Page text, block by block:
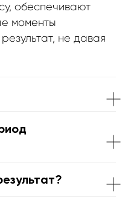
обеспечивают
моменты
не давая